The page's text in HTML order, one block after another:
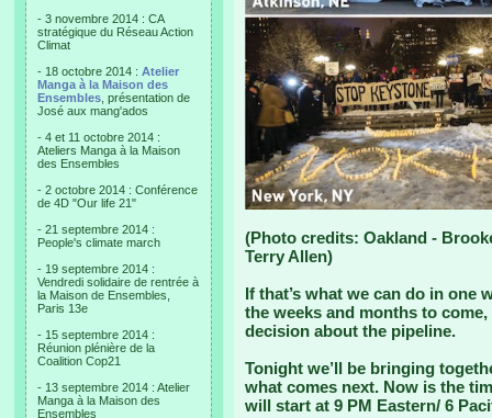
- 3 novembre 2014 : CA
stratégique du Réseau Action
Climat
- 18 octobre 2014 : Atelier
Manga à la Maison des
Ensembles , présentation de
José aux mang'ados
- 4 et 11 octobre 2014 :
Ateliers Manga à la Maison
des Ensembles
- 2 octobre 2014 : Conférence
de 4D "Our life 21"
- 21 septembre 2014 :
People's climate march
- 19 septembre 2014 :
Vendredi solidaire de rentrée à
la Maison de Ensembles,
Paris 13e
- 15 septembre 2014 :
Réunion plénière de la
Coalition Cop21
- 13 septembre 2014 : Atelier
Manga à la Maison des
Ensembles
(Photo credits: Oakland -
Terry Allen)
If that’s what we can do in one
the weeks and months to
decision about the pipeline.
Tonight we’ll be bringing
what comes next. Now is the
will start at 9 PM Eastern/ 6